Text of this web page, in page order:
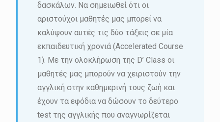
δασκάλων. Να σημειωθεί ότι οι
αριστούχοι μαθητές μας μπορεί να
καλύψουν αυτές τις δύο τάξεις σε μία
εκπαιδευτική χρονιά (Accelerated Course
1). Με την ολοκλήρωση της D’ Class οι
μαθητές μας μπορούν να χειριστούν την
αγγλική στην καθημερινή τους ζωή και
έχουν τα εφόδια να δώσουν το δεύτερο
test της αγγλικής που αναγνωρίζεται